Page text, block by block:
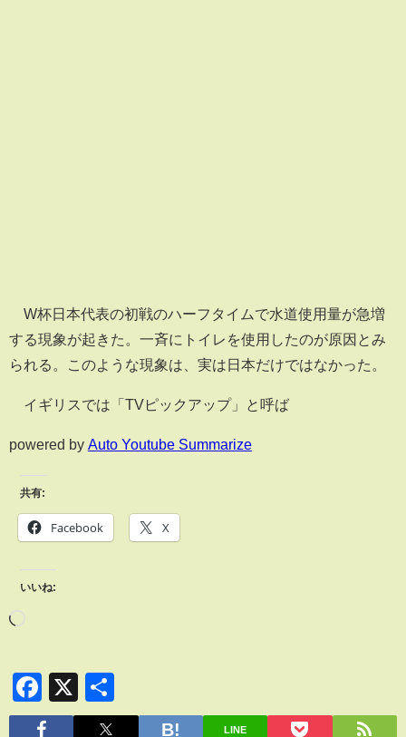
W杯日本代表の初戦のハーフタイムで水道使用量が急増
する現象が起きた。一斉にトイレを使用したのが原因とみ
られる。このような現象は、実は日本だけではなかった。
イギリスでは「TVピックアップ」と呼ば
powered by Auto Youtube Summarize
共有:
Facebook X
いいね:
Facebook
X
有
LINE